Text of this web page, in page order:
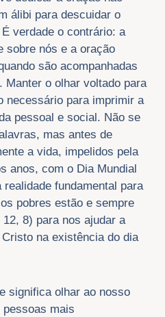
álibi para descuidar o
verdade o contrário: a
sobre nós e a oração
são acompanhadas
Manter o olhar voltado para
necessário para imprimir a
pessoal e social. Não se
mas antes de
a vida, impelidos pela
anos, com o Dia Mundial
fundamental para
pobres estão e sempre
8) para nos ajudar a
na existência do dia
significa olhar ao nosso
pessoas mais